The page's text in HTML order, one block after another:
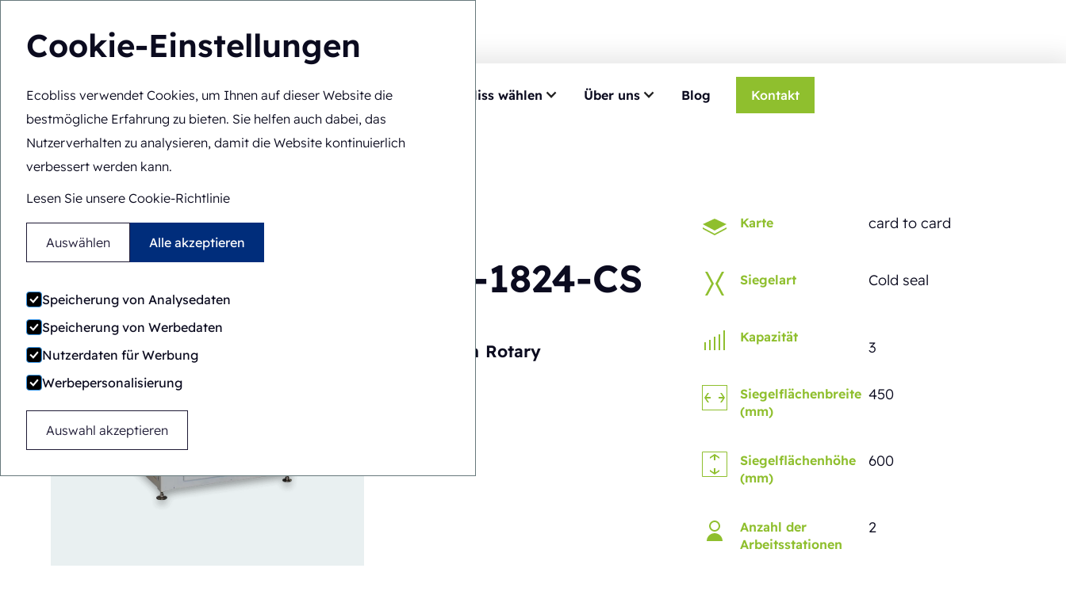
Cookie-Einstellungen
Ecobliss verwendet Cookies, um Ihnen auf dieser Website die
bestmögliche Erfahrung zu bieten. Sie helfen auch dabei, das
Nutzerverhalten zu analysieren, damit die Website kontinuierlich
verbessert werden kann.
Lesen Sie unsere Cookie-Richtlinie
Auswählen Alle akzeptieren
Speicherung von Analysedaten
Speicherung von Werbedaten
Nutzerdaten für Werbung
Werbepersonalisierung
Auswahl akzeptieren
Lösungen Fachkompetenz Ecobliss wählen Über uns Blog Kontakt
DE
Sie befinden sich hier:
Startseite Lösungen Verpackungsmaschinen
FAB6-1824-CS
Automatisch Rotary
Karte card to card
Siegelart Cold seal
Kapazität
3
Siegelflächenbreite
(mm)
450
Siegelflächenhöhe
(mm)
600
Anzahl der
Arbeitsstationen
2